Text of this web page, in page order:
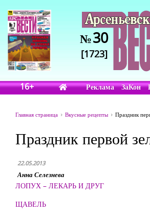
№30
[1723]
16+ Реклама ЗаКон
Главная страница Вкусные рецепты Праздник
Праздник первой
22.05.2013
Анна Селезнева
ЛОПУХ – ЛЕКАРЬ И ДРУГ
ЩАВЕЛЬ